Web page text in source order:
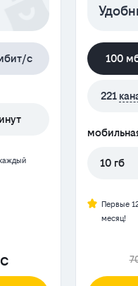
с 100
221
10 гб
Первые
месяц!